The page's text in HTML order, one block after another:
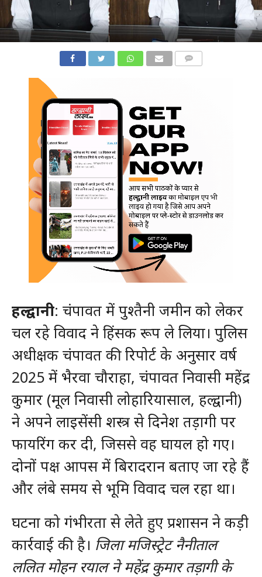
हल्द्वानी: चंपावत में पुश्तैनी जमीन को लेकर
चल रहे विवाद ने हिंसक रूप ले लिया। पुलिस
अधीक्षक चंपावत की रिपोर्ट के अनुसार वर्ष
2025 में भैरवा चौराहा, चंपावत निवासी महेंद्र
कुमार (मूल निवासी लोहारियासाल, हल्द्वानी)
ने अपने लाइसेंसी शस्त्र से दिनेश तड़ागी पर
फायरिंग कर दी, जिससे वह घायल हो गए।
दोनों पक्ष आपस में बिरादरान बताए जा रहे हैं
और लंबे समय से भूमि विवाद चल रहा था।
घटना को गंभीरता से लेते हुए प्रशासन ने कड़ी
कार्रवाई की है। जिला मजिस्ट्रेट नैनीताल
ललित मोहन रयाल ने महेंद्र कुमार तड़ागी के